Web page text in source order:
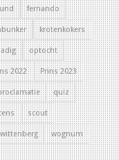
fernando
krotenkokers
optocht
2022 Prins 2023
quiz
scout
wittenberg wognum